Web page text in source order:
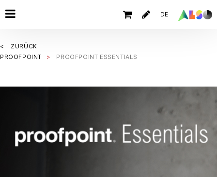
DE
ZURÜCK
PROOFPOINT
PROOFPOINT ESSENTIALS